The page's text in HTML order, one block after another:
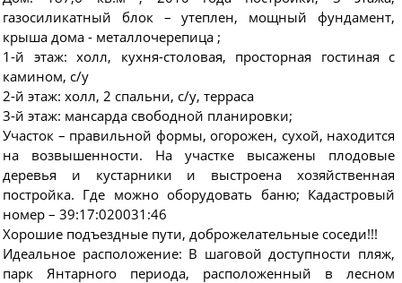
газосиликатный блок – утеплен, мощный фундамент,
крыша дома - металлочерепица ;
1-й этаж: холл, кухня-столовая, просторная гостиная с
камином, с/у
2-й этаж: холл, 2 спальни, с/у, терраса
3-й этаж: мансарда свободной планировки;
Участок – правильной формы, огорожен, сухой, находится
на возвышенности. На участке высажены плодовые
деревья и кустарники и выстроена хозяйственная
постройка. Где можно оборудовать баню; Кадастровый
номер – 39:17:020031:46
Хорошие подъездные пути, доброжелательные соседи!!!
Идеальное расположение: В шаговой доступности пляж,
парк Янтарного периода, расположенный в лесном